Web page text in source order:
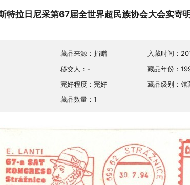
特拉日尼采第67届全世界超民族协会大会实寄
藏品来源：捐赠
入藏时间：
移交人：-
藏品年份：
完好程度：完好
藏品级别：馆
藏品数量：1